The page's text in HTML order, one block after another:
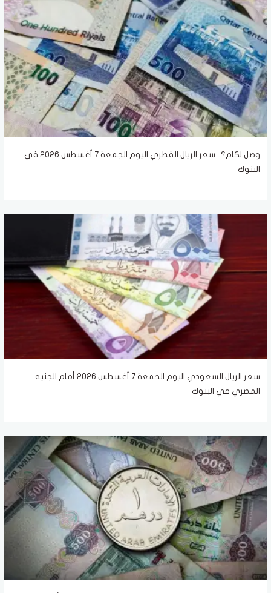
وصل لكام؟.. سعر الريال القطري اليوم الجمعة 7 أغسطس 2026 في
البنوك
سعر الريال السعودي اليوم الجمعة 7 أغسطس 2026 أمام الجنيه
المصري في البنوك